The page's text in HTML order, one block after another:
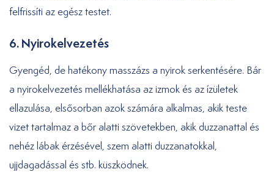
felfrissíti az egész testet.
6. Nyirokelvezetés
Gyengéd, de hatékony masszázs a nyirok serkentésére. Bár
a nyirokelvezetés mellékhatása az izmok és az ízületek
ellazulása, elsősorban azok számára alkalmas, akik teste
vizet tartalmaz a bőr alatti szövetekben, akik duzzanattal és
nehéz lábak érzésével, szem alatti duzzanatokkal,
ujjdagadással és stb. küszködnek.